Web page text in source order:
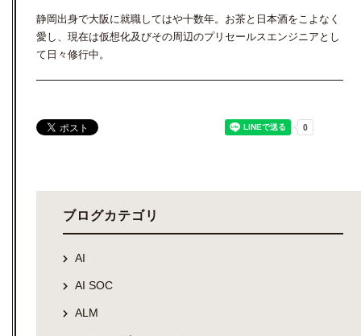
静岡出身で大阪に就職してはや十数年。お茶と日本酒をこよなく
愛し、現在は仮想化及びその周辺のプリセールスエンジニアとし
て日々修行中。
ブログカテゴリ
AI
AI SOC
ALM